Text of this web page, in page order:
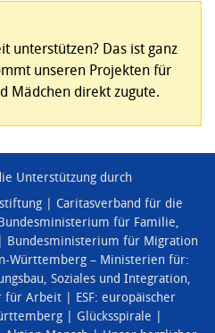
unterstützen? Das ist ganz
unseren Projekten für
Mädchen direkt zugute.
Unterstützung durch
Caritasverband für die
für Familie,
Bundesministerium für Migration
Württemberg – Ministerien für:
, Soziales und Integration,
für Arbeit
ESF: europäischer
Glücksspirale